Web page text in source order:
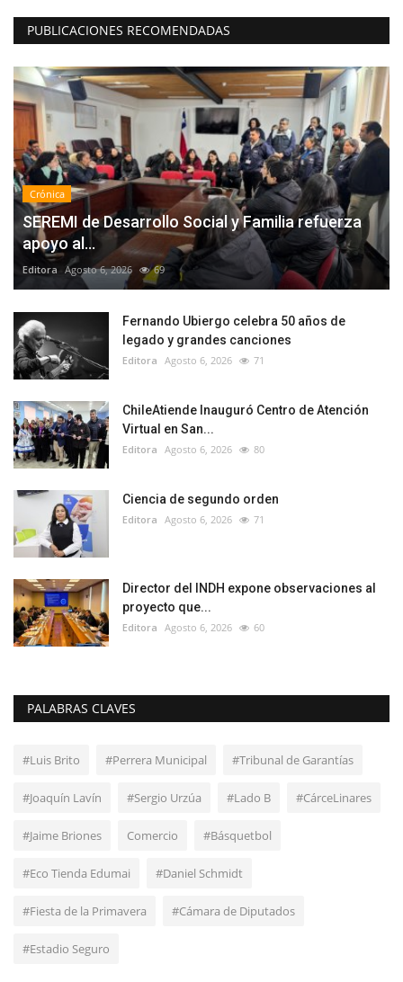
PUBLICACIONES RECOMENDADAS
Crónica
SEREMI de Desarrollo Social y Familia refuerza
apoyo al...
Editora Agosto 6, 2026 69
Fernando Ubiergo celebra 50 años de
legado y grandes canciones
Editora Agosto 6, 2026 71
ChileAtiende Inauguró Centro de Atención
Virtual en San...
Editora Agosto 6, 2026 80
Ciencia de segundo orden
Editora Agosto 6, 2026 71
Director del INDH expone observaciones al
proyecto que...
Editora Agosto 6, 2026 60
PALABRAS CLAVES
#Luis Brito #Perrera Municipal #Tribunal de Garantías
#Joaquín Lavín #Sergio Urzúa #Lado B #CárceLinares
#Jaime Briones Comercio #Básquetbol
#Eco Tienda Edumai #Daniel Schmidt
#Fiesta de la Primavera #Cámara de Diputados
#Estadio Seguro